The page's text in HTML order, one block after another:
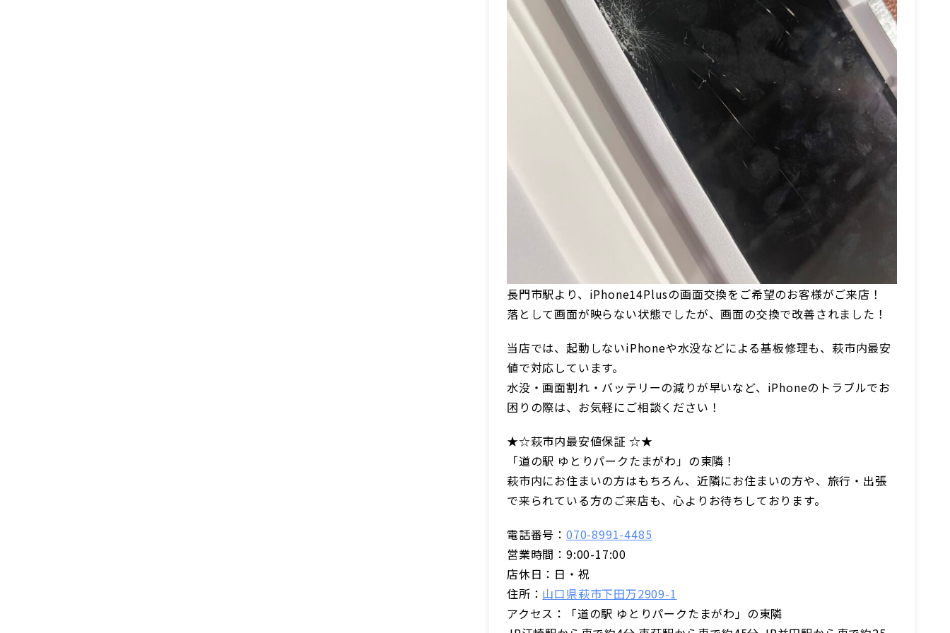
長門市駅より、iPhone14Plusの画面交換をご希望のお客様がご来店！
落として画面が映らない状態でしたが、画面の交換で改善されました！
当店では、起動しないiPhoneや水没などによる基板修理も、萩市内最安
値で対応しています。
水没・画面割れ・バッテリーの減りが早いなど、iPhoneのトラブルでお
困りの際は、お気軽にご相談ください！
★☆萩市内最安値保証 ☆★
「道の駅 ゆとりパークたまがわ」の東隣！
萩市内にお住まいの方はもちろん、近隣にお住まいの方や、旅行・出張
で来られている方のご来店も、心よりお待ちしております。
電話番号： 070-8991-4485
営業時間：9:00-17:00
店休日：日・祝
住所： 山口県萩市下田万2909-1
アクセス：「道の駅 ゆとりパークたまがわ」の東隣